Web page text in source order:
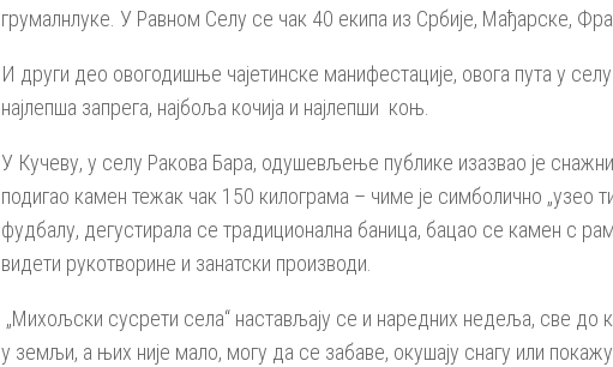
грумалнлуке. У Равном Селу се чак 40 екипа из Србије, Мађарске,
И други део овогодишње чајетинске манифестације, овога пута у
најлепша запрега, најбоља кочија и најлепши коњ.
У Кучеву, у селу Ракова Бара, одушевљење публике изазвао је
подигао камен тежак чак 150 килограма – чиме је симболично „узео
фудбалу, дегустирала се традиционална баница, бацао се камен с
видети рукотворине и занатски производи.
„Михољски сусрети села“ настављају се и наредних недеља, све до
у земљи, а њих није мало, могу да се забаве, окушају снагу или